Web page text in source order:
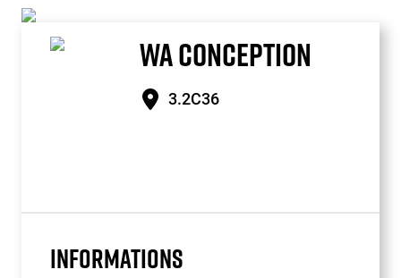
WA CONCEPTION
3.2C36
INFORMATIONS